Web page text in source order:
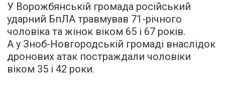
У Ворожбянській громада російський
ударний БпЛА травмував 71-річного
чоловіка та жінок віком 65 і 67 років.
А у Зноб-Новгородській громаді внаслідок
дронових атак постраждали чоловіки
віком 35 і 42 роки.